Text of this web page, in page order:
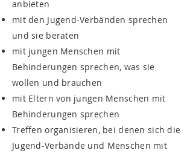
anbieten
mit den Jugend-Verbänden sprechen
und sie beraten
mit jungen Menschen mit
Behinderungen sprechen, was sie
wollen und brauchen
mit Eltern von jungen Menschen mit
Behinderungen sprechen
Treffen organisieren, bei denen sich die
Jugend-Verbände und Menschen mit